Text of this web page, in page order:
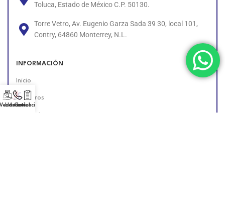
Toluca, Estado de México C.P. 50130.
Torre Vetro, Av. Eugenio Garza Sada 39 30, local 101,
Contry, 64860 Monterrey, N.L.
INFORMACIÓN
Inicio
Nosotros
Contacto
Llámanos!
Cotización